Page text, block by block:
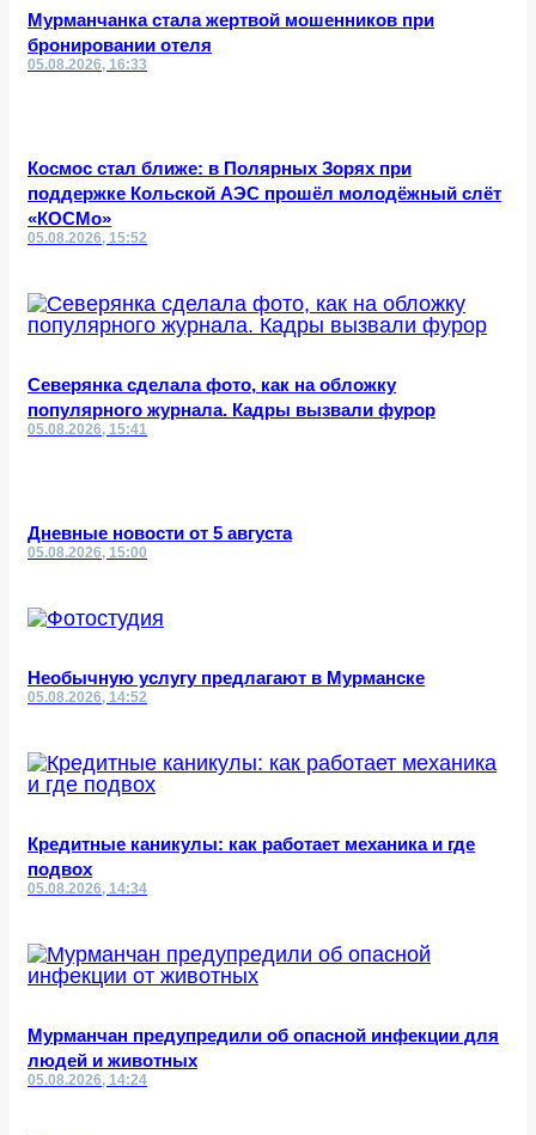
Мурманчанка стала жертвой мошенников при
бронировании отеля
05.08.2026, 16:33
Космос стал ближе: в Полярных Зорях при
поддержке Кольской АЭС прошёл молодёжный слёт
«КОСМо»
05.08.2026, 15:52
Северянка сделала фото, как на обложку
популярного журнала. Кадры вызвали фурор
05.08.2026, 15:41
Дневные новости от 5 августа
05.08.2026, 15:00
Необычную услугу предлагают в Мурманске
05.08.2026, 14:52
Кредитные каникулы: как работает механика и где
подвох
05.08.2026, 14:34
Мурманчан предупредили об опасной инфекции для
людей и животных
05.08.2026, 14:24